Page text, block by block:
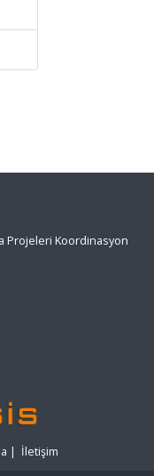
Projeleri Koordinasyon
| İletişim